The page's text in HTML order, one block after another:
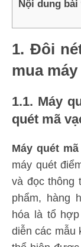
Nội dung
1. Đôi
mua
1.1. Máy
quét mã
Máy quét
máy quét
và đọc thông
phẩm, hàng
hóa là tổ
diễn các mẫu